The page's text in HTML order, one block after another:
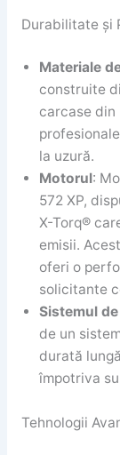
Durabilitate și
Materiale
construite
carcase din
la uzură.
Motorul:
572 XP,
X-Torq®
emisii.
oferi o
solicitante
Sistemul
de un
durată
împotriva
Tehnologii